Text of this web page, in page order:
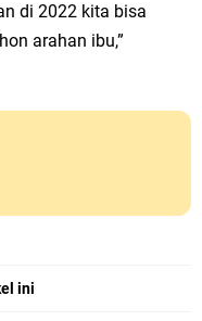
di 2022 kita bisa
arahan ibu,”
ini